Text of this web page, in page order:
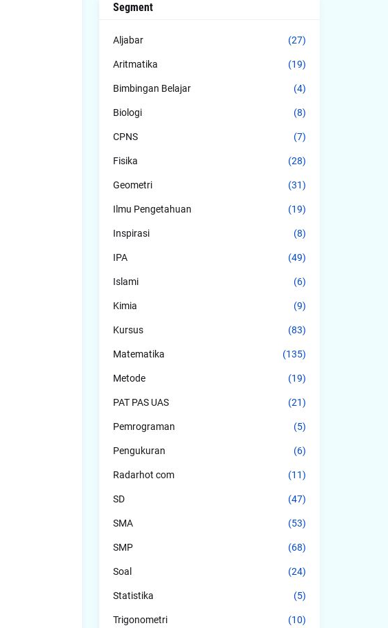
Segment
Aljabar (27)
Aritmatika (19)
Bimbingan Belajar (4)
Biologi (8)
CPNS (7)
Fisika (28)
Geometri (31)
Ilmu Pengetahuan (19)
Inspirasi (8)
IPA (49)
Islami (6)
Kimia (9)
Kursus (83)
Matematika (135)
Metode (19)
PAT PAS UAS (21)
Pemrograman (5)
Pengukuran (6)
Radarhot com (11)
SD (47)
SMA (53)
SMP (68)
Soal (24)
Statistika (5)
Trigonometri (10)